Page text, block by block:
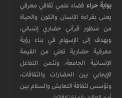
بوابة حراء فضاء علمي ثقافي معرفي
يعنى بقراءة الإنسان والكون والحياة
من منظور قرآني حضاري إنساني،
ويهدف إلى الإسهام في بناء رؤية
معرفية حضارية تعلي من القيمة
الإنسانية الجامعة، وتثمن التفاعل
الإيجابي بين الحضارات والثقافات،
وتؤسس لثقافة التعايش والسلام بين